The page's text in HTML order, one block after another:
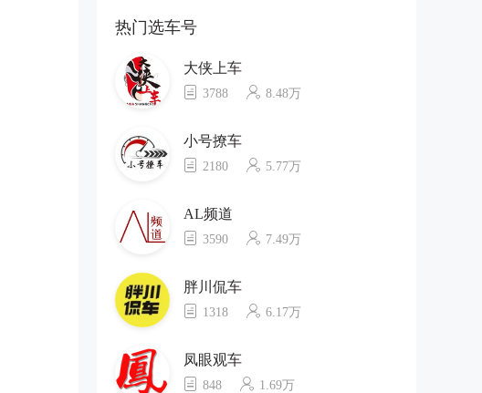
热门选车号
大侠上车
3788 8.48万
小号撩车
2180 5.77万
AL频道
3590 7.49万
胖川侃车
1318 6.17万
凤眼观车
848 1.69万